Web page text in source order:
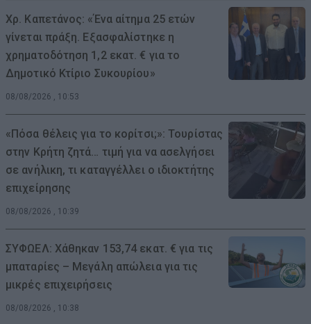
Χρ. Καπετάνος: «Ένα αίτημα 25 ετών
γίνεται πράξη. Εξασφαλίστηκε η
χρηματοδότηση 1,2 εκατ. € για το
Δημοτικό Κτίριο Συκουρίου»
08/08/2026 , 10:53
«Πόσα θέλεις για το κορίτσι;»: Τουρίστας
στην Κρήτη ζητά… τιμή για να ασελγήσει
σε ανήλικη, τι καταγγέλλει ο ιδιοκτήτης
επιχείρησης
08/08/2026 , 10:39
ΣΥΦΩΕΛ: Χάθηκαν 153,74 εκατ. € για τις
μπαταρίες – Μεγάλη απώλεια για τις
μικρές επιχειρήσεις
08/08/2026 , 10:38